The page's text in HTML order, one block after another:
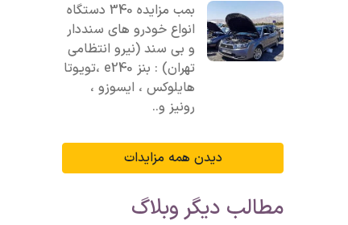
بمب مزایده 340 دستگاه
انواع خودرو های سنددار
و بی سند (نیرو انتظامی
تهران) : بنز e240 ،تویوتا
هایلوکس ، ایسوزو ،
رونیز و..
دیدن همه مزایدات
مطالب دیگر وبلاگ